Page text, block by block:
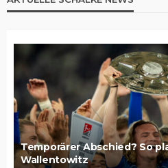
Temporärer Abschied? So
Wallentowitz